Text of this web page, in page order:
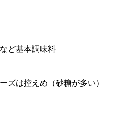
ど基本調味料
ズは控えめ（砂糖が多い）